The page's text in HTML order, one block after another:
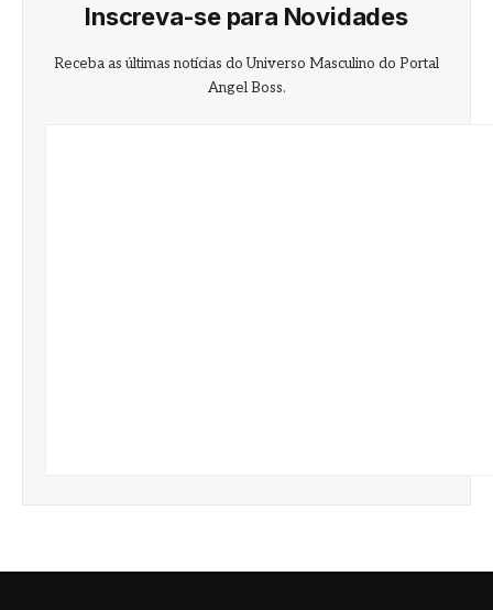
Inscreva-se para Novidades
Receba as últimas notícias do Universo Masculino do Portal
Angel Boss.